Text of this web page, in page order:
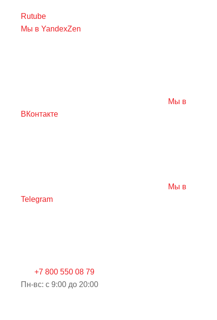
Rutube
Мы в YandexZen
Мы в
ВКонтакте
Мы в
Telegram
+7 800 550 08 79
Пн-вс: c 9:00 до 20:00